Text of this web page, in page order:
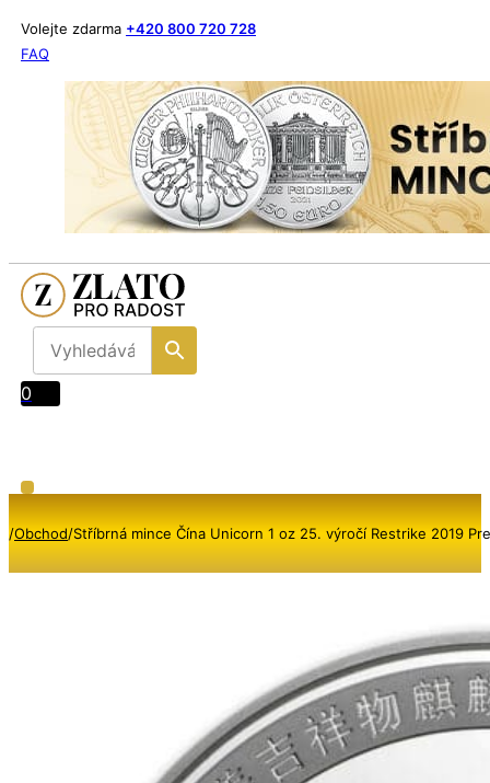
Volejte zdarma +420 800 720 728
FAQ
0
/Obchod/Stříbrná mince Čína Unicorn 1 oz 25. výročí Restrike 2019